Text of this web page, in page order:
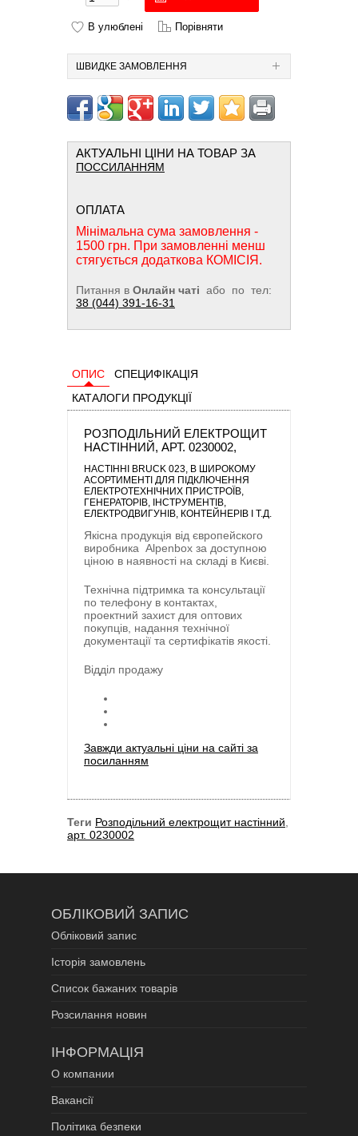
В улюблені Порівняти
ШВИДКЕ ЗАМОВЛЕННЯ
АКТУАЛЬНІ ЦІНИ НА ТОВАР ЗА
ПОССИЛАННЯМ
ОПЛАТА
Мінімальна сума замовлення -
1500 грн. При замовленні менш
стягується додаткова КОМІСІЯ.
Питання в Онлайн чаті або по тел:
38 (044) 391-16-31
ОПИС
СПЕЦИФІКАЦІЯ
КАТАЛОГИ ПРОДУКЦІЇ
РОЗПОДІЛЬНИЙ ЕЛЕКТРОЩИТ
НАСТІННИЙ, АРТ. 0230002,
НАСТІННІ BRUCK 023, В ШИРОКОМУ
АСОРТИМЕНТІ ДЛЯ ПІДКЛЮЧЕННЯ
ЕЛЕКТРОТЕХНІЧНИХ ПРИСТРОЇВ,
ГЕНЕРАТОРІВ, ІНСТРУМЕНТІВ,
ЕЛЕКТРОДВИГУНІВ, КОНТЕЙНЕРІВ І Т.Д.
Якісна продукція від європейского
виробника Alpenbox за доступною
ціною в наявності на складі в Києві.
Технічна підтримка та консультації
по телефону в контактах,
проектний захист для оптових
покупців, надання технічної
документації та сертифікатів якості.
Відділ продажу
Завжди актуальні ціни на сайті за
посиланням
Теги Розподільний електрощит настінний
арт. 0230002
ОБЛІКОВИЙ ЗАПИС
Обліковий запис
Історія замовлень
Список бажаних товарів
Розсилання новин
ІНФОРМАЦІЯ
О компании
Вакансії
Політика безпеки